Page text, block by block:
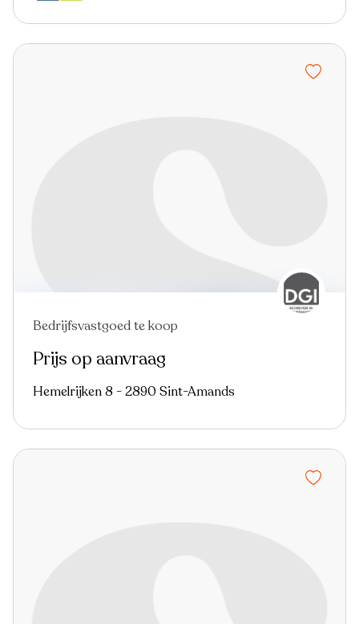
Bedrijfsvastgoed te koop
Prijs op aanvraag
Hemelrijken 8 - 2890 Sint-Amands